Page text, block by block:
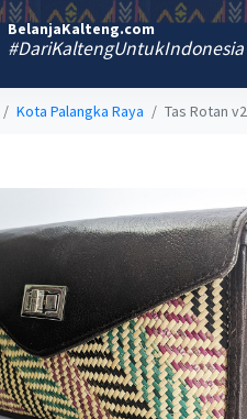
BelanjaKalteng.com
#DariKaltengUntukIndonesia
Kota Palangka Raya Tas Rotan v2